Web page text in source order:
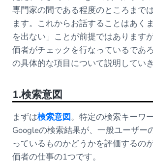
専門家の間である程度のところまで
ます。これからお話することはあく
を出ない」ことが前提ではあります
価者がチェックを行なっているであ
の具体的な項目について説明してい
1.検索意図
まずは検索意図。特定の検索キーワ
Googleの検索結果が、一般ユーザー
っているものかどうかを評価するの
価者の仕事の1つです。